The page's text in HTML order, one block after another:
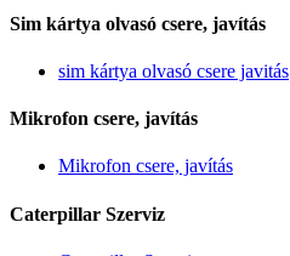
Sim kártya olvasó csere, javítás
sim kártya olvasó csere javitás
Mikrofon csere, javítás
Mikrofon csere, javítás
Caterpillar Szerviz